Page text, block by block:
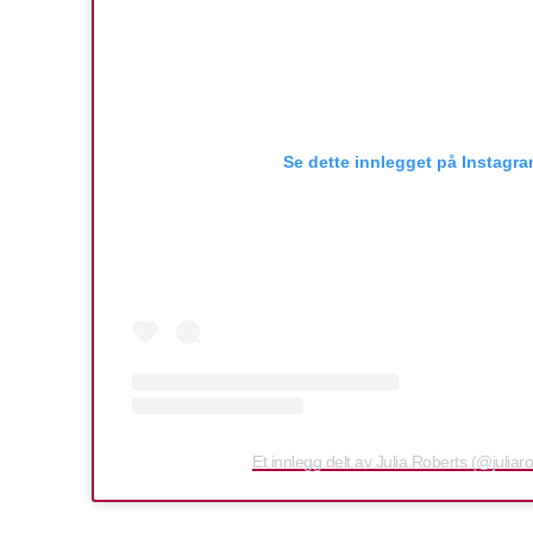
Se dette innlegget på
Et innlegg delt av Julia Roberts